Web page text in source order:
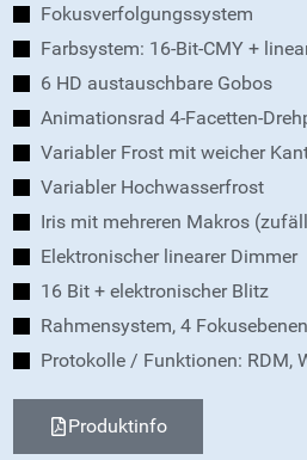
Fokusverfolgungssystem
Farbsystem: 16-Bit-CMY +
6 HD austauschbare Gobos
Animationsrad 4-Facetten-
Variabler Frost mit weicher
Variabler Hochwasserfrost
Iris mit mehreren Makros
Elektronischer linearer Dimmer
16 Bit + elektronischer Blitz
Rahmensystem, 4
Protokolle / Funktionen: RDM,
Produktinfo